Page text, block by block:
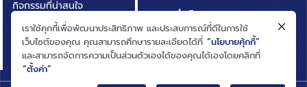
กิจกรรมที่น่าสนใจ
ติดต่อเรา
คำถามที่พบบ่อย
ผลการดำเนินงาน
ความโปร่งใสในการดำเนิน
งาน (ITA)
เราใช้คุกกี้เพื่อพัฒนาประสิทธิภาพ และประสบการณ์ที่ดีในการใช้
เว็บไซต์ของคุณ คุณสามารถศึกษารายละเอียดได้ที่ “นโยบายคุ้กกี้”
และสามารถจัดการความเป็นส่วนตัวเองได้ของคุณได้เองโดยคลิกที่
“ตั้งค่า”